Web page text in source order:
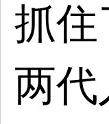
抓住
两